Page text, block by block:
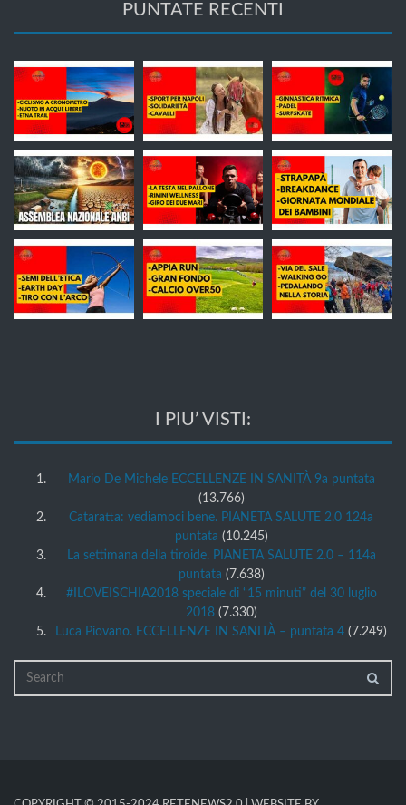
PUNTATE RECENTI
I PIU’ VISTI:
Mario De Michele ECCELLENZE IN SANITÀ 9a puntata
(13.766)
Cataratta: vediamoci bene. PIANETA SALUTE 2.0 124a
puntata (10.245)
La settimana della tiroide. PIANETA SALUTE 2.0 – 114a
puntata (7.638)
#ILOVEISCHIA2018 speciale di “15 minuti” del 30 luglio
2018 (7.330)
Luca Piovano. ECCELLENZE IN SANITÀ – puntata 4 (7.249)